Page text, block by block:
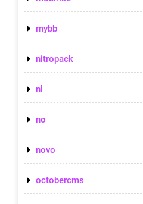
mybb
nitropack
nl
no
novo
octobercms